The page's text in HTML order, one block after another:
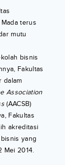
terus
mutu
bisnis
Fakultas
dalam
Association
(AACSB)
Fakultas
akreditasi
yang
Mei 2014.